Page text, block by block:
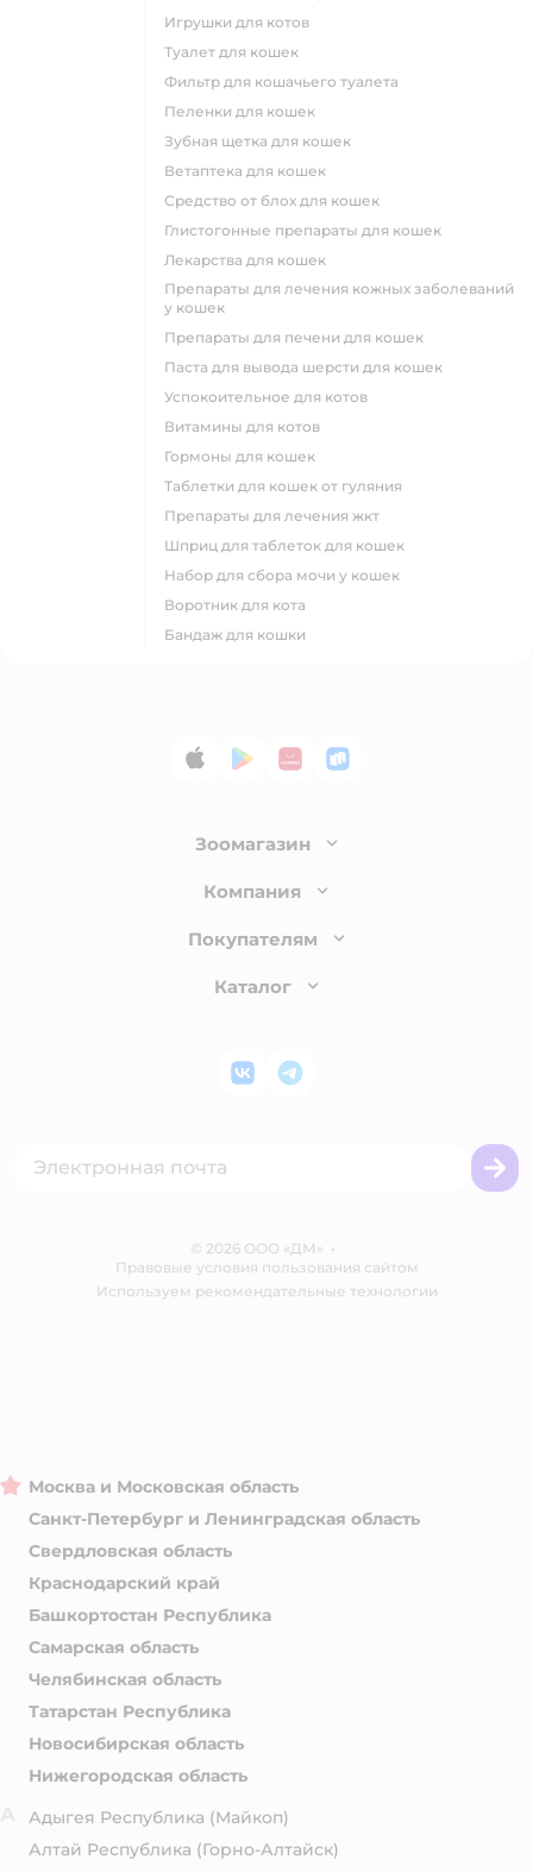
игрушки для котов
туалет для кошек
фильтр для кошачьего туалета
пеленки для кошек
зубная щетка для кошек
ветаптека для кошек
средство от блох для кошек
глистогонные препараты для кошек
лекарства для кошек
препараты для лечения кожных заболеваний
у кошек
препараты для печени для кошек
паста для вывода шерсти для кошек
успокоительное для котов
витамины для котов
гормоны для кошек
таблетки для кошек от гуляния
препараты для лечения жкт
шприц для таблеток для кошек
набор для сбора мочи у кошек
воротник для кота
бандаж для кошки
App StoreGoogle Play
AppGallery
RuStore
Зоомагазин
Лицензия
Доставка и оплата
Обмен и возврат товара
Политика использования файлов cookie
Компания
О компании
Закупки
Покупателям
Бонусные карты
Оплата Мокка
Блог
Каталог
Корм для кошек
Корм для собак
© 2026 ООО «ДМ» •
Правовые условия пользования сайтом
Используем рекомендательные технологии
ВКонтакте
Telegram
Москва и Московская область
Санкт-Петербург и Ленинградская область
Свердловская область
Краснодарский край
Башкортостан Республика
Самарская область
Челябинская область
Татарстан Республика
Новосибирская область
Нижегородская область
Адыгея Республика (Майкоп)
Алтай Республика (Горно-Алтайск)